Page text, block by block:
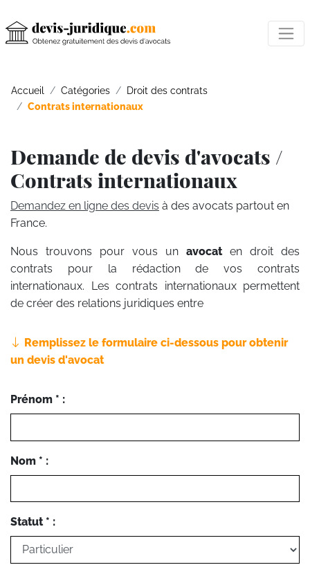
Accueil Catégories
Droit des contrats
Contrats internationaux
Demande de devis d'avocats /
Contrats internationaux
Demandez en ligne des devis à des avocats partout en
France.
Nous trouvons pour vous un avocat en droit des
contrats pour la rédaction de vos contrats
internationaux. Les contrats internationaux permettent
de créer des relations juridiques entre
Remplissez le formulaire ci-dessous pour obtenir
un devis d'avocat
Prénom * :
Nom * :
Statut * :